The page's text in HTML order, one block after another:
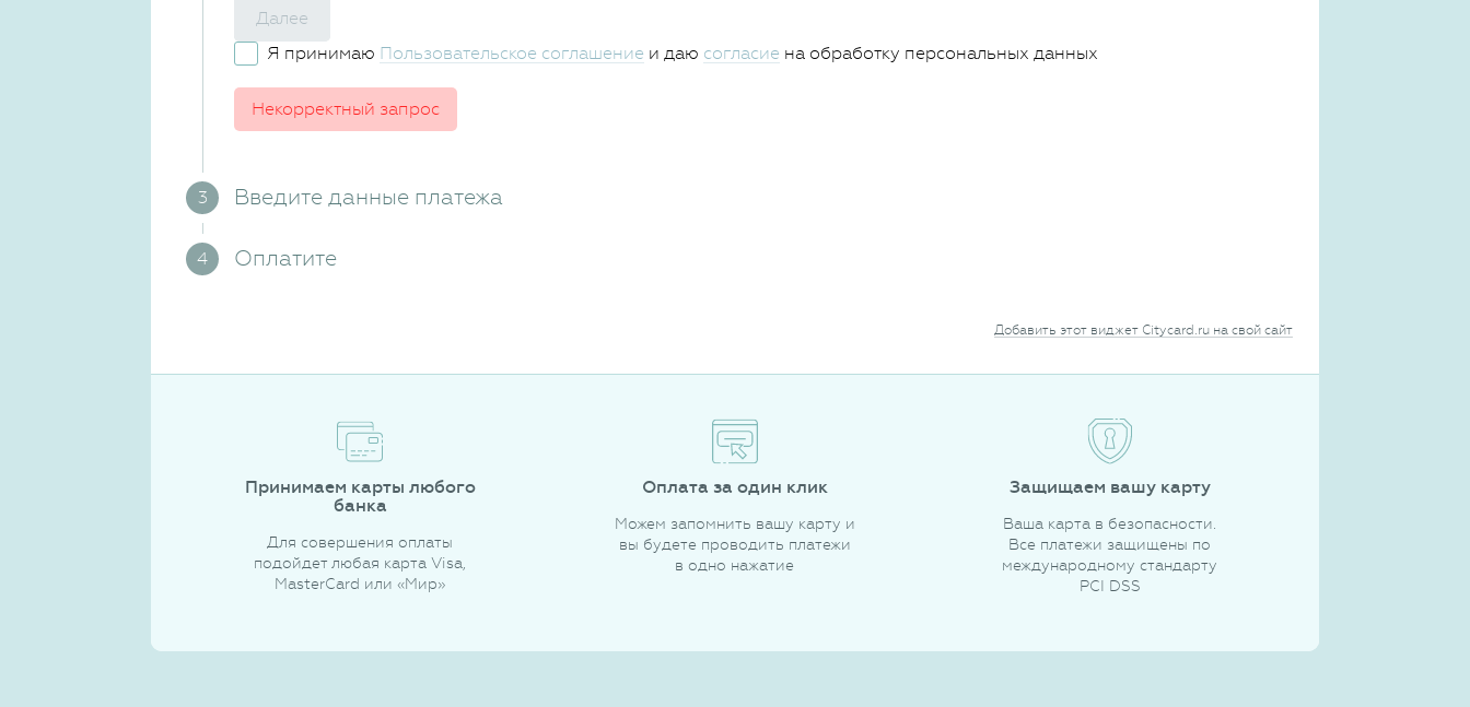
Далее
Я принимаю Пользовательское соглашение и даю согласие на обработку персональных данных
Некорректный запрос
Введите данные платежа
Оплатите
Добавить этот виджет Citycard.ru на свой сайт
Принимаем карты любого
банка
Для совершения оплаты
подойдет любая карта Visa,
MasterCard или «Мир»
Оплата за один клик
Можем запомнить вашу карту и
вы будете проводить платежи
в одно нажатие
Защищаем вашу карту
Ваша карта в безопасности.
Все платежи защищены по
международному стандарту
PCI DSS